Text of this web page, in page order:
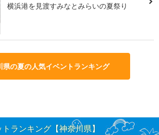
横浜港を見渡すみなとみらいの夏祭り
県の夏の人気イベントランキング
ランキング【神奈川県】